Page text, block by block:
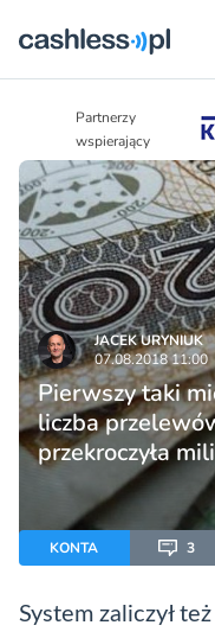
Partnerzy
wspierający
JACEK URYNIUK
07.08.2018 11:00
Pierwszy taki
liczba
przekroczyła
KONTA 3
System zaliczył